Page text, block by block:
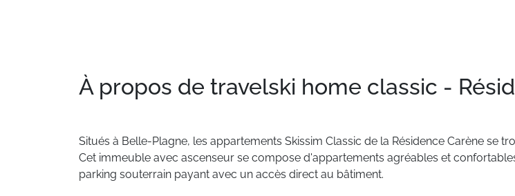
À propos de travelski home classic -
Situés à Belle-Plagne, les appartements Skissim Classic de la Résidence Carène se
Cet immeuble avec ascenseur se compose d'appartements agréables et
parking souterrain payant avec un accès direct au bâtiment.